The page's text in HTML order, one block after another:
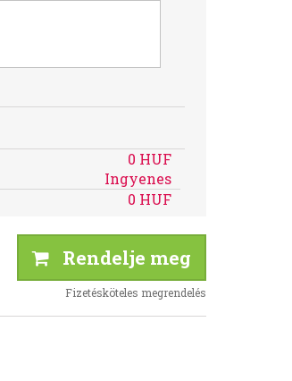
0 HUF
Ingyenes
0 HUF
Rendelje meg
Fizetésköteles megrendelés